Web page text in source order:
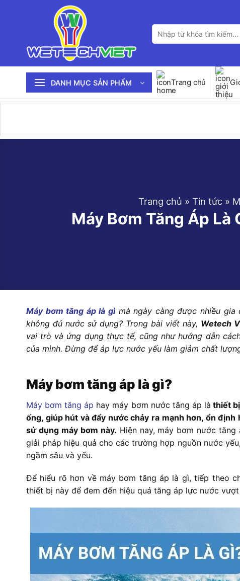
Tìm
kiếm:
DANH MỤC SẢN PHẨM Trang chủ
Trang chủ » Tin tức»
Máy Bơm Tăng Áp Là
Máy bơm tăng áp là gì mà ngày càng được nhiều
không đủ nước sử dụng? Trong bài viết này, Wetech
vai trò và ứng dụng thực tế, cũng như hướng dẫn
của mình. Đừng để áp lực nước yếu làm giảm chất
Máy bơm tăng áp là gì?
Máy bơm tăng áp hay máy bơm nước tăng áp là thiết
ống, giúp hút và đẩy nước chảy ra mạnh hơn, ổn
sử dụng máy bơm này. Hiện nay, máy bơm nước
giải pháp hiệu quả cho các trường hợp nguồn nước
ngầm sâu và yếu.
Để hiểu rõ hơn về máy bơm tăng áp là gì, tiếp theo
thiết bị này để đem đến hiệu quả tăng áp lực nước